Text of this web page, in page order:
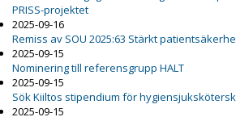
PRISS-projektet
2025-09-16
Remiss av SOU 2025:63 Stärkt
2025-09-15
Nominering till referensgrupp HALT
2025-09-15
Sök Kiiltos stipendium för
2025-09-15